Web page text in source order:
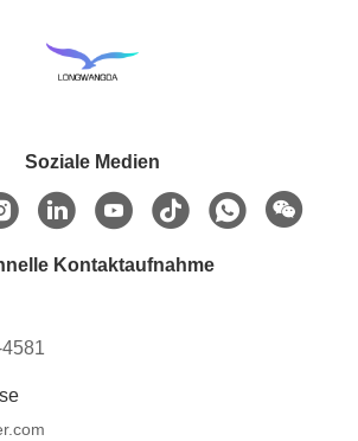
Soziale Medien
Kontaktaufnahme